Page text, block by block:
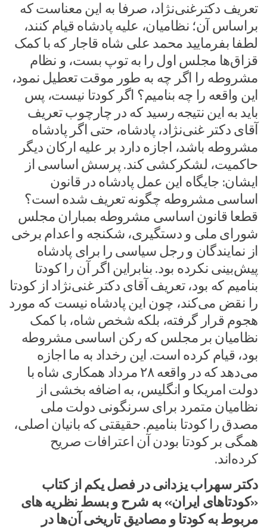
تعریف دکترغنی‌نژاد، صرفا به این معناست که
براساس آن؛ نظامیان، علیه پادشاه قیام کنند،
لطفا بفرمایید محمد علی شاه قاجار که با کمک
قزاق‌ها مجلس اول را به توپ بست، و نظام
مشروطه را اگر چه به طور موقت تعطیل نمود،
این واقعه را چه بنامیم؟ اگر کودتا نیست، پس
باید به این نتیجه رسید که در چارچوب تعریف
آقای دکتر غنی‌نژاد، پادشاه، حتی اگر پادشاه
مشروطه باشد، اجازه دارد بر علیه ارکان دیگر
حاکمیت، لشکرکشی کند. پرسش اساسی از
ایشان: جایگاه این عمل پادشاه در قانون
اساسی مشروطه چگونه تعریف شده است؟
قطعا قانون اساسی مشروطه بمباران مجلس
شورای ملی و دستگیری، شکنجه و اعدام برخی
از نمایندگان و رجل سیاسی را برای پادشاه
پیش‌بینی نکرده بود. بنابراین اگر آن را کودتا
بنامیم که بود، تعریف آقای دکتر غنی‌نژاد از کودتا
را نقض می‌کند، چون این پادشاه نیست که مورد
هجوم قرار گرفته، بلکه شخص شاه، با کمک
نظامیان بر مجلس که رکن اساسی مشروطه
بود، قیام کرده است. این رخداد به ما اجازه
می‌دهد که در واقعه ۲۸ مرداد همکاری شاه با
دولت امریکا و انگلیس، به اضافه بخشی از
نظامیان متمرد برای سرنگونی دولت ملی
مصدق را کودتا بنامیم. حقیقتی که بانیان اصلی،
همگی بر کودتا بودن آن اعترافات صریح
کرده‌اند.
دکتر سهراب یزدانی در فصل یکم از کتاب
«کودتاهای ایران» به شرح و بسط نظریه های
مربوط به کودتا و مصادیق تاریخی آن‌ها در